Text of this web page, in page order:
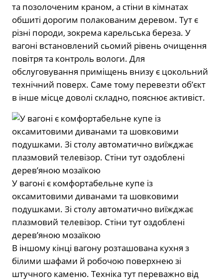
та позолоченим краном, а стіни в кімнатах
обшиті дорогим полакованим деревом. Тут є
різні породи, зокрема карельська береза. У
вагоні встановлений сьомий рівень очищення
повітря та контроль вологи. Для
обслуговування приміщень внизу є цокольний
технічний поверх. Саме тому перевезти об’єкт
в інше місце доволі складно, пояснює активіст.
У вагоні є комфортабельне купе із
оксамитовими диванами та шовковими
подушками. Зі столу автоматично виїжджає
плазмовий телевізор. Стіни тут оздоблені
деревʼяною мозаїкою
В іншому кінці вагону розташована кухня з
білими шафами й робочою поверхнею зі
штучного каменю. Техніка тут переважно від